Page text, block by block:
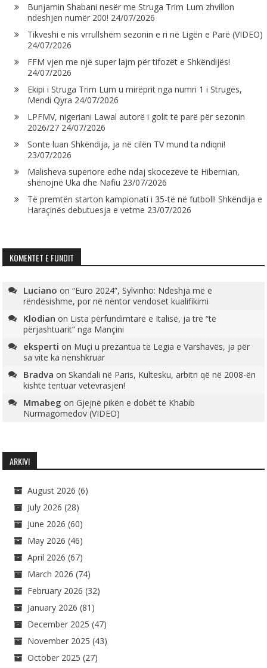
Bunjamin Shabani nesër me Struga Trim Lum zhvillon
ndeshjen numër 200! 24/07/2026
Tikveshi e nis vrrullshëm sezonin e ri në Ligën e Parë (VIDEO)
24/07/2026
FFM vjen me një super lajm për tifozët e Shkëndijës!
24/07/2026
Ekipi i Struga Trim Lum u mirëprit nga numri 1 i Strugës,
Mendi Qyra 24/07/2026
LPFMV, nigeriani Lawal autorë i golit të parë për sezonin
2026/27 24/07/2026
Sonte luan Shkëndija, ja në cilën TV mund ta ndiqni!
23/07/2026
Malisheva superiore edhe ndaj skocezëve të Hibernian,
shënojnë Uka dhe Nafiu 23/07/2026
Të premtën starton kampionati i 35-të në futboll! Shkëndija e
Haraçinës debutuesja e vetme 23/07/2026
KOMENTET E FUNDIT
Luciano on“Euro 2024”, Sylvinho: Ndeshja më e
rëndësishme, por në nëntor vendoset kualifikimi
Klodian on Lista përfundimtare e Italisë, ja tre “të
përjashtuarit” nga Mançini
eksperti on Muçi u prezantua te Legia e Varshavës, ja për
sa vite ka nënshkruar
Bradva onSkandali në Paris, Kultesku, arbitri që në 2008-ën
kishte tentuar vetëvrasjen!
Mmabeg onGjejnë pikën e dobët të Khabib
Nurmagomedov (VIDEO)
ARKIVI
August 2026 (6)
July 2026 (28)
June 2026 (60)
May 2026 (46)
April 2026 (67)
March 2026 (74)
February 2026 (32)
January 2026 (81)
December 2025 (47)
November 2025 (43)
October 2025 (27)